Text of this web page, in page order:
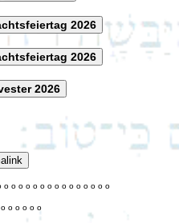
2026
2026
2026
o o o o o o o o o o o o o o o
o o o o o o